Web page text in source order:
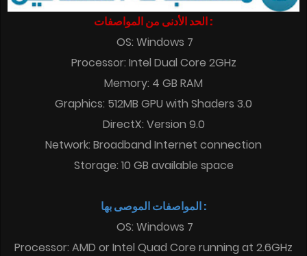
الحد الأدنى من المواصفات :
OS: Windows 7
Processor: Intel Dual Core 2GHz
Memory: 4 GB RAM
Graphics: 512MB GPU with Shaders 3.0
DirectX: Version 9.0
Network: Broadband Internet connection
Storage: 10 GB available space
المواصفات الموصى بها :
OS: Windows 7
Processor: AMD or Intel Quad Core running at 2.6GHz